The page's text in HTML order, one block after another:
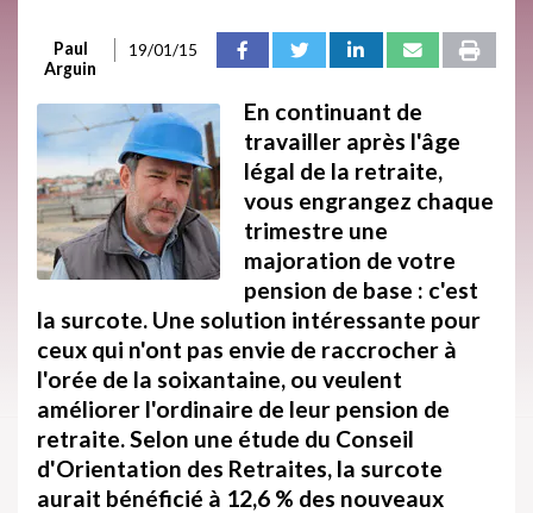
Paul
Arguin
19/01/15
En continuant de
travailler après l'âge
légal de la retraite,
vous engrangez chaque
trimestre une
majoration de votre
pension de base : c'est
la surcote. Une solution intéressante pour
ceux qui n'ont pas envie de raccrocher à
l'orée de la soixantaine, ou veulent
améliorer l'ordinaire de leur pension de
retraite. Selon une étude du Conseil
d'Orientation des Retraites, la surcote
aurait bénéficié à 12,6 % des nouveaux